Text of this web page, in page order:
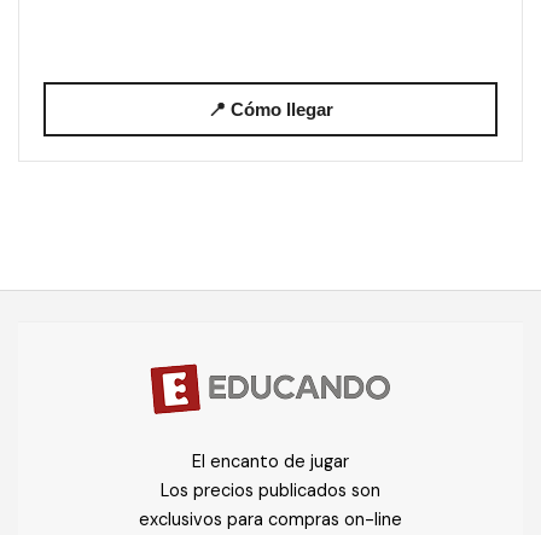
📍 Cómo llegar
El encanto de jugar
Los precios publicados son
exclusivos para compras on-line